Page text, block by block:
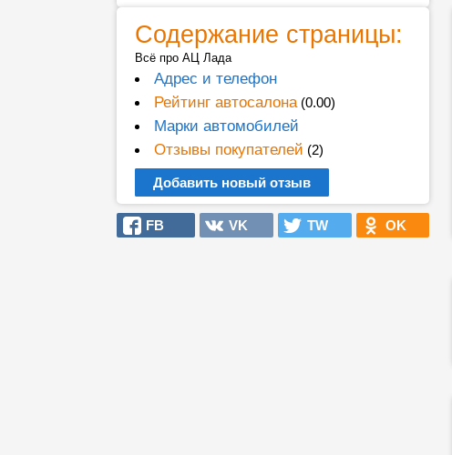
Содержание страницы:
Всё про АЦ Лада
Адрес и телефон
Рейтинг автосалона(0.00)
Марки автомобилей
Отзывы покупателей (2)
Добавить новый отзыв
FB VK TW OK